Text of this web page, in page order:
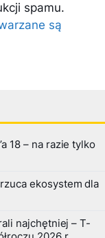
spamu.
są
18 – na razie tylko
ekosystem dla
najchętniej – T-